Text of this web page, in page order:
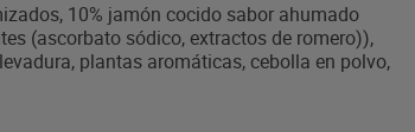
10% jamón cocido sabor ahumado
(ascorbato sódico, extractos de romero)),
plantas aromáticas, cebolla en polvo,